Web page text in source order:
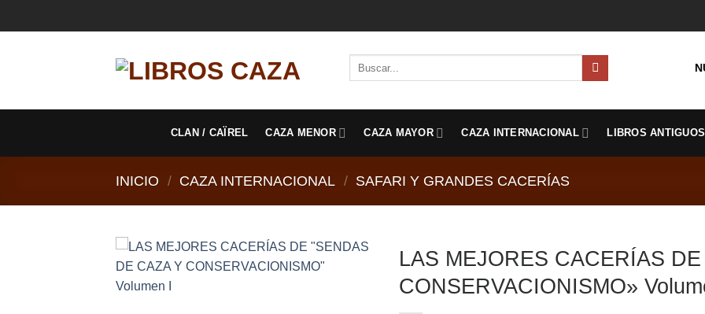
al
CLAN / CAÏREL CAZA MENOR CAZA MAYOR CAZA INTERNACIONAL LIBROS ANTIGUOS
INICIO / CAZA INTERNACIONAL / SAFARI Y GRANDES CACERÍAS
LAS MEJORES CACERÍAS
CONSERVACIONISMO»